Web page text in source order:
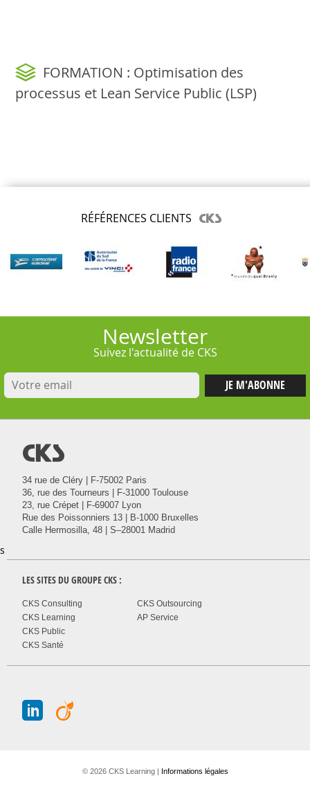
FORMATION : Optimisation des
processus et Lean Service Public (LSP)
RÉFÉRENCES CLIENTS
Newsletter
Suivez l'actualité de CKS
@
34 rue de Cléry | F-75002 Paris
36, rue des Tourneurs | F-31000 Toulouse
23, rue Crépet | F-69007 Lyon
Rue des Poissonniers 13 | B-1000 Bruxelles
Calle Hermosilla, 48 | S–28001 Madrid
LES SITES DU GROUPECKS :
CKS Consulting
CKS Learning
CKS Public
CKS Santé
CKS Outsourcing
AP Service
J A
© 2026 CKS Learning | Informations légales
s